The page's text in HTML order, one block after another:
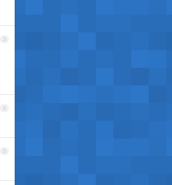
3
4
5